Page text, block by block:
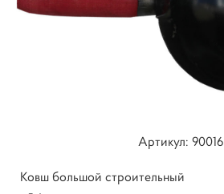
Артикул: ​90016
Ковш большой строительный